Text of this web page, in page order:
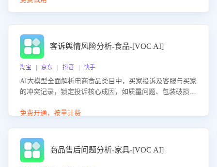
客诉舆情风险分析-食品-[VOC AI]
淘宝 | 京东 | 抖音 | 快手
AI大模型全面解析电商食品类目中，买家投诉及客服与买家
的冲突记录，锁定投诉核心成因，如质量问题、包装破损
置差评防控，提升客户满意度。
免费开通，按量计费
商品售后问题分析-家具-[VOC AI]